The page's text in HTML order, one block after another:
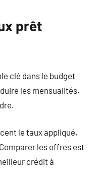
prêt
clé dans le budget
les mensualités.
le taux appliqué,
les offres est
crédit à